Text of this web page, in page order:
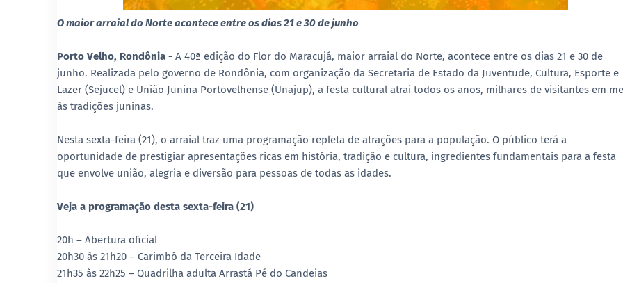
O maior arraial do Norte acontece entre os dias 21 e 30 de junho
Porto Velho, Rondônia - A 40ª edição do Flor do Maracujá, maior arraial do Norte, acontece entre os dias 21 e 30 de
junho. Realizada pelo governo de Rondônia, com organização da Secretaria de Estado da Juventude, Cultura, Esporte e
Lazer (Sejucel) e União Junina Portovelhense (Unajup), a festa cultural atrai todos os anos, milhares de visitantes em
às tradições juninas.
Nesta sexta-feira (21), o arraial traz uma programação repleta de atrações para a população. O público terá a
oportunidade de prestigiar apresentações ricas em história, tradição e cultura, ingredientes fundamentais para a festa
que envolve união, alegria e diversão para pessoas de todas as idades.
Veja a programação desta sexta-feira (21)
20h – Abertura oficial
20h30 às 21h20 – Carimbó da Terceira Idade
21h35 às 22h25 – Quadrilha adulta Arrastá Pé do Candeias